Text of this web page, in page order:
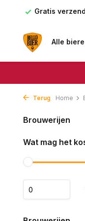
Gratis
Alle
Terug Home
Brouwerijen
Wat mag het